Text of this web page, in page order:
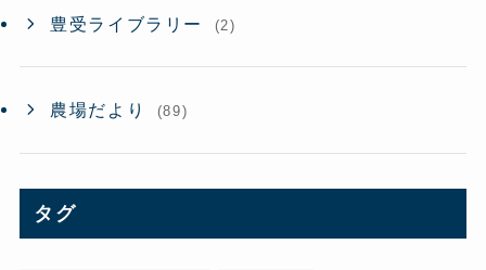
豊受ライブラリー (2)
農場だより (89)
タグ